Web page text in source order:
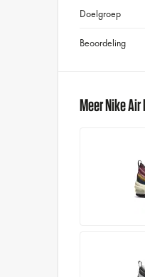
Doelgroep
Beoordeling
Meer Nike